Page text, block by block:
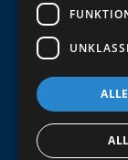
Abschicken